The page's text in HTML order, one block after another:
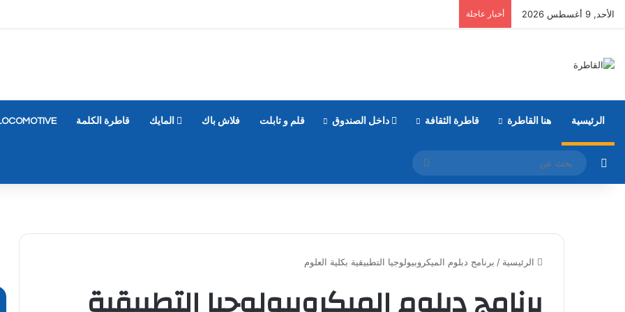
الأحد, 9 أغسطس 2026 أخبار عاجلة
الرئيسية هنا القاطرة قاطرة الثقافة داخل الصندوق قلم و تابلت فلاش باك المايك قاطرة الكلمة
مقال عشوائي
بحث
عن
الرئيسية / برنامج دبلوم الميكروبيولوجيا التطبيقية بكلية العلوم